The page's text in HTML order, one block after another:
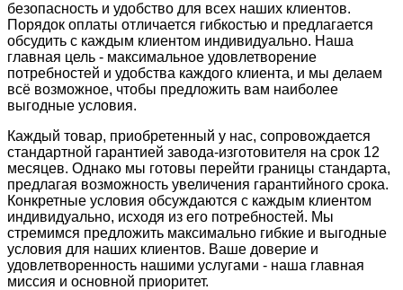
безопасность и удобство для всех наших клиентов.
Порядок оплаты отличается гибкостью и предлагается
обсудить с каждым клиентом индивидуально. Наша
главная цель - максимальное удовлетворение
потребностей и удобства каждого клиента, и мы делаем
всё возможное, чтобы предложить вам наиболее
выгодные условия.
Каждый товар, приобретенный у нас, сопровождается
стандартной гарантией завода-изготовителя на срок 12
месяцев. Однако мы готовы перейти границы стандарта,
предлагая возможность увеличения гарантийного срока.
Конкретные условия обсуждаются с каждым клиентом
индивидуально, исходя из его потребностей. Мы
стремимся предложить максимально гибкие и выгодные
условия для наших клиентов. Ваше доверие и
удовлетворенность нашими услугами - наша главная
миссия и основной приоритет.